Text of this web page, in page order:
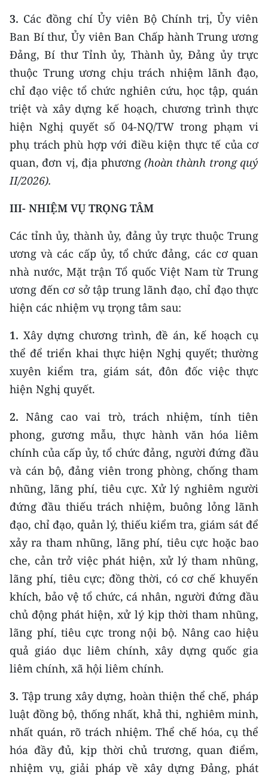
CÁC CHUYÊN TRANG
VỀ BÁO NHÂN DÂN
THỜI NAY
NHÂN DÂN CUỐI TUẦN
NHÂN DÂN HẰNG THÁNG
MUA BÁO
ĐỌC BÁO IN
ENGLISH
中文
FRANÇAIS
РУССКИЙ
ESPAÑOL
한국어
3. Các đồng chí Ủy viên Bộ Chính trị, Ủy viên
Ban Bí thư, Ủy viên Ban Chấp hành Trung ương
Đảng, Bí thư Tỉnh ủy, Thành ủy, Đảng ủy trực
thuộc Trung ương chịu trách nhiệm lãnh đạo,
chỉ đạo việc tổ chức nghiên cứu, học tập, quán
triệt và xây dựng kế hoạch, chương trình thực
hiện Nghị quyết số 04-NQ/TW trong phạm vi
phụ trách phù hợp với điều kiện thực tế của cơ
quan, đơn vị, địa phương (hoàn thành trongquý
II/2026).
III- NHIỆM VỤ TRỌNG TÂM
Các tỉnh ủy, thành ủy, đảng ủy trực thuộc Trung
ương và các cấp ủy, tổ chức đảng, các cơ quan
nhà nước, Mặt trận Tổ quốc Việt Nam từ Trung
ương đến cơ sở tập trung lãnh đạo, chỉ đạo thực
hiện các nhiệm vụ trọng tâm sau:
1. Xây dựng chương trình, đề án, kế hoạch cụ
thể để triển khai thực hiện Nghị quyết; thường
xuyên kiểm tra, giám sát, đôn đốc việc thực
hiện Nghị quyết.
2. Nâng cao vai trò, trách nhiệm, tính tiên
phong, gương mẫu, thực hành văn hóa liêm
chính của cấp ủy, tổ chức đảng, người đứng đầu
và cán bộ, đảng viên trong phòng, chống tham
nhũng, lãng phí, tiêu cực. Xử lý nghiêm người
đứng đầu thiếu trách nhiệm, buông lỏng lãnh
đạo, chỉ đạo, quản lý, thiếu kiểm tra, giám sát để
xảy ra tham nhũng, lãng phí, tiêu cực hoặc bao
che, cản trở việc phát hiện, xử lý tham nhũng,
lãng phí, tiêu cực; đồng thời, có cơ chế khuyến
khích, bảo vệ tổ chức, cá nhân, người đứng đầu
chủ động phát hiện, xử lý kịp thời tham nhũng,
lãng phí, tiêu cực trong nội bộ. Nâng cao hiệu
quả giáo dục liêm chính, xây dựng quốc gia
liêm chính, xã hội liêm chính.
3. Tập trung xây dựng, hoàn thiện thể chế, pháp
luật đồng bộ, thống nhất, khả thi, nghiêm minh,
nhất quán, rõ trách nhiệm. Thể chế hóa, cụ thể
hóa đầy đủ, kịp thời chủ trương, quan điểm,
nhiệm vụ, giải pháp về xây dựng Đảng, phát